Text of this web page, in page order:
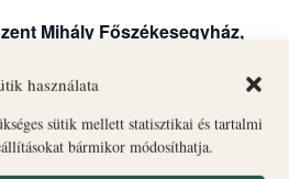
használata
sütik mellett statisztikai és tartalmi
bármikor módosíthatja.
Mihály Főszékesegyház,
Kápolna
(Vár utca 31.)
a Biró–Giczey Ház